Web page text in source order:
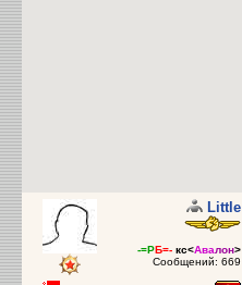
Little
-=РБ=- кс<Авалон>
Сообщений: 669